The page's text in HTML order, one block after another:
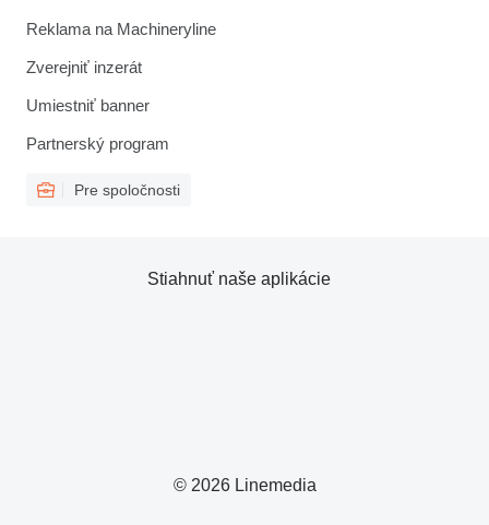
Reklama na Machineryline
Zverejniť inzerát
Umiestniť banner
Partnerský program
Pre spoločnosti
© 2026 Linemedia
Stiahnuť naše aplikácie